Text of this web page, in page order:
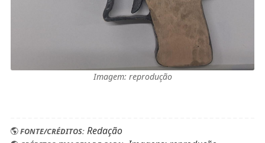
Imagem: reprodução
FONTE/CRÉDITOS:Redação